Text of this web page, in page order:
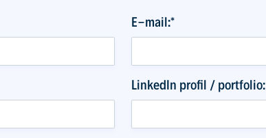
E-mail:*
LinkedIn profil / portfolio: